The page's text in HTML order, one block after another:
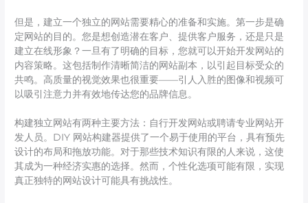
但是，建立一个独立的网站需要精心的准备和实施。第一步是确
定网站的目的。您是想创造潜在客户、提供客户服务，还是只是
建立在线形象？一旦有了明确的目标，您就可以开始开发网站的
内容策略。这包括制作清晰简洁的网站副本，以引起目标受众的
共鸣。高质量的视觉效果也很重要——引人入胜的图像和视频可
以吸引注意力并有效地传达您的品牌信息。
构建独立网站有两种主要方法：自行开发网站或聘请专业网站开
发人员。DIY 网站构建器提供了一个易于使用的平台，具有预先
设计的布局和拖放功能。对于那些技术知识有限的人来说，这使
其成为一种经济实惠的选择。然而，个性化选项可能有限，实现
真正独特的网站设计可能具有挑战性。